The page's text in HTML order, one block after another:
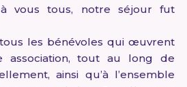
vous tous, notre séjour fut
les bénévoles qui œuvrent
tout au long de
ainsi qu’à l’ensemble